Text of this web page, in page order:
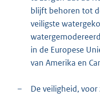
blijft behoren tot
veiligste
in de Europese
van Amerika en
–
De veiligheid,